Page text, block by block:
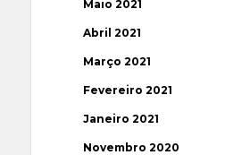
Maio 2021
Abril 2021
Março 2021
Fevereiro 2021
Janeiro 2021
Novembro 2020